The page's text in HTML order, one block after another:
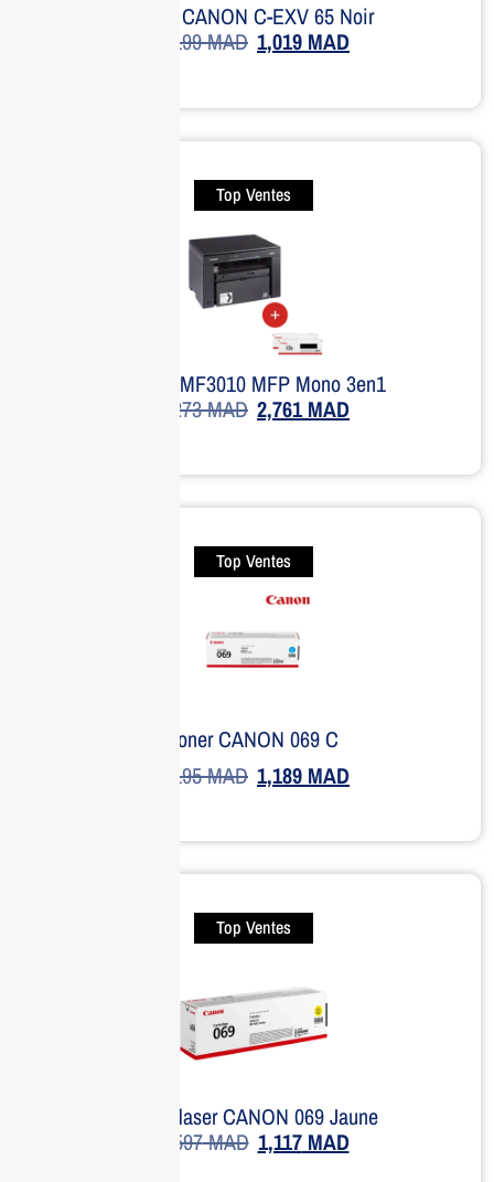
Toner CANON C-EXV 65 Noir
1,199MAD 1,019 MAD
Top Ventes
Canon MF3010 MFP Mono 3en1
4,273MAD 2,761MAD
Top Ventes
Toner CANON 069 C
2,195MAD 1,189 MAD
Top Ventes
Toner laser CANON 069 Jaune
1,597MAD 1,117MAD